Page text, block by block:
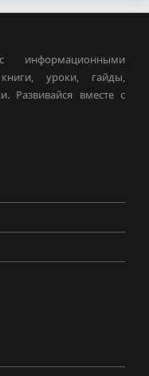
информационными
уроки, гайды,
Развивайся вместе с